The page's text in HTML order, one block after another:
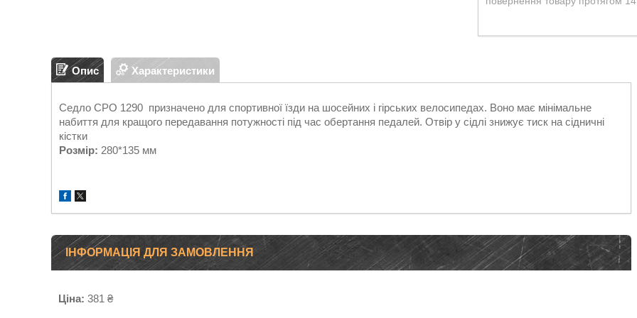
Опис Характеристики
Седло CPO 1290 призначено для спортивної їзди на шосейних і гірських велосипедах. Воно має мінімальне
набиття для кращого передавання потужності під час обертання педалей. Отвір у сідлі знижує тиск на сідничні
кістки
Розмір: 280*135 мм
ІНФОРМАЦІЯ ДЛЯ ЗАМОВЛЕННЯ
Ціна: 381 ₴